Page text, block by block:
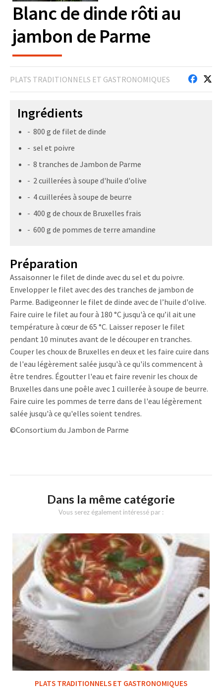
Blanc de dinde rôti au
jambon de Parme
PLATS TRADITIONNELS ET GASTRONOMIQUES
Ingrédients
- 800 g de filet de dinde
- sel et poivre
- 8 tranches de Jambon de Parme
- 2 cuillerées à soupe d'huile d'olive
- 4 cuillerées à soupe de beurre
- 400 g de choux de Bruxelles frais
- 600 g de pommes de terre amandine
Préparation
Assaisonner le filet de dinde avec du sel et du poivre.
Envelopper le filet avec des des tranches de jambon de
Parme. Badigeonner le filet de dinde avec de l’huile d'olive.
Faire cuire le filet au four à 180 °C jusqu'à ce qu’il ait une
température à cœur de 65 °C. Laisser reposer le filet
pendant 10 minutes avant de le découper en tranches.
Couper les choux de Bruxelles en deux et les faire cuire dans
de l'eau légèrement salée jusqu'à ce qu'ils commencent à
être tendres. Égoutter l'eau et faire revenir les choux de
Bruxelles dans une poêle avec 1 cuillerée à soupe de beurre.
Faire cuire les pommes de terre dans de l'eau légèrement
salée jusqu'à ce qu'elles soient tendres.
©Consortium du Jambon de Parme
Dans la même catégorie
Vous serez également intéressé par :
PLATS TRADITIONNELS ET GASTRONOMIQUES